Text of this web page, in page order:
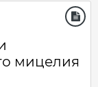
мицелия